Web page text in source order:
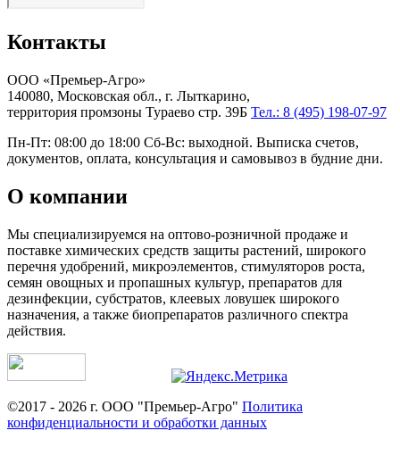
Контакты
ООО «Премьер-Агро»
140080, Московская обл., г. Лыткарино,
территория промзоны Тураево стр. 39Б Тел.: 8 (495) 198-07-97
Пн-Пт: 08:00 до 18:00 Сб-Вс: выходной. Выписка счетов,
документов, оплата, консультация и самовывоз в будние дни.
О компании
Мы специализируемся на оптово-розничной продаже и
поставке химических средств защиты растений, широкого
перечня удобрений, микроэлементов, стимуляторов роста,
семян овощных и пропашных культур, препаратов для
дезинфекции, субстратов, клеевых ловушек широкого
назначения, а также биопрепаратов различного спектра
действия.
©2017 - 2026 г. ООО "Премьер-Агро" Политика
конфиденциальности и обработки данных